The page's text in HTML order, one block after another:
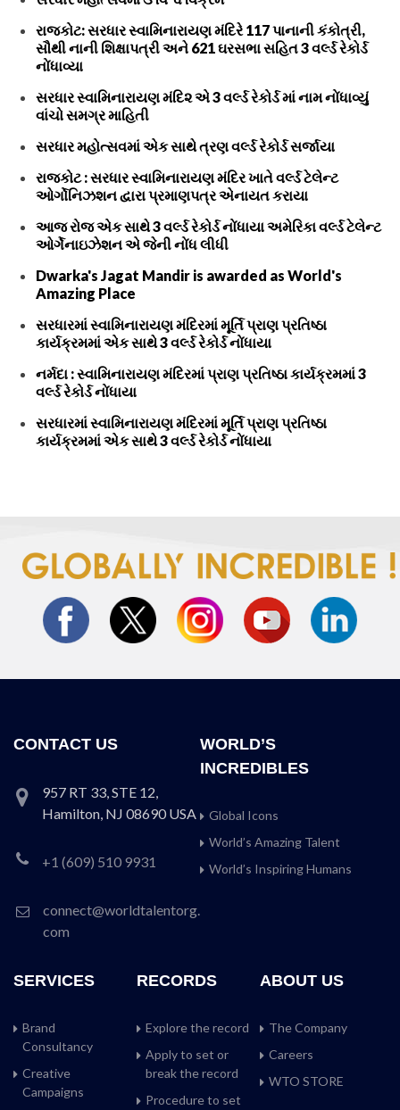
રાજકોટ: સરધાર સ્વામિનારાયણ મંદિરે 117 પાનાની કંકોત્રી,
સૌથી નાની શિક્ષાપત્રી અને 621 ઘરસભા સહિત 3 વર્લ્ડ રેકોર્ડ
નોંધાવ્યા
સરધાર સ્વામિનારાયણ મંદિ૨ એ 3 વર્લ્ડ રેકોર્ડ માં નામ નોંધાવ્યું
વાંચો સમગ્ર માહિતી
સરધાર મહોત્સવમાં એક સાથે ત્રણ વર્લ્ડ રેકોર્ડ સર્જાયા
રાજકોટ : સરધાર સ્વામિનારાયણ મંદિર ખાતે વર્લ્ડ ટેલેન્ટ
ઓર્ગોનિઝશન દ્વારા પ્રમાણપત્ર એનાયત કરાયા
આજ રોજ એક સાથે 3 વર્લ્ડ રેકોર્ડ નોંધાયા અમેરિકા વર્લ્ડ ટેલેન્ટ
ઓર્ગેનાઇઝેશન એ જેની નોંધ લીધી
Dwarka's Jagat Mandir is awarded as World's
Amazing Place
સરધારમાં સ્વામિનારાયણ મંદિરમાં મૂર્તિ પ્રાણ પ્રતિષ્ઠા
કાર્યક્રમમાં એક સાથે 3 વર્લ્ડ રેકોર્ડ નોંધાયા
નર્મદા : સ્વામિનારાયણ મંદિરમાં પ્રાણ પ્રતિષ્ઠા કાર્યક્રમમાં 3
વર્લ્ડ રેકોર્ડ નોંધાયા
સરધારમાં સ્વામિનારાયણ મંદિરમાં મૂર્તિ પ્રાણ પ્રતિષ્ઠા
કાર્યક્રમમાં એક સાથે 3 વર્લ્ડ રેકોર્ડ નોંધાયા
CONTACT US
957 RT 33, STE 12,
Hamilton, NJ 08690 USA
+1 (609) 510 9931
connect@worldtalentorg.
com
WORLD’S
INCREDIBLES
Global Icons
World’s Amazing Talent
World’s Inspiring Humans
SERVICES
Brand
Consultancy
Creative
Campaigns
RECORDS
Explore the record
Apply to set or
break the record
Procedure to set
ABOUT US
The Company
Careers
WTO STORE